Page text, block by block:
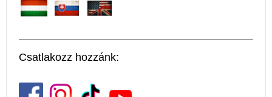
Csatlakozz hozzánk: